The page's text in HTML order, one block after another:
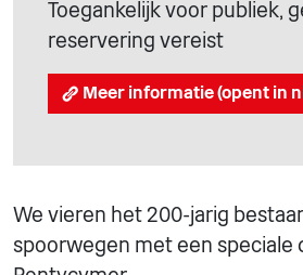
Toegankelijk voor publiek,
reservering vereist
Meer informatie (opent in
We vieren het 200-jarig
spoorwegen met een speciale